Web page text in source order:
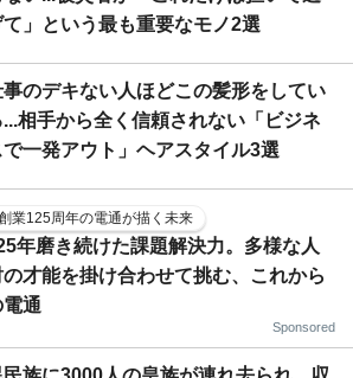
て」という最も重要なモノ2選
事のデキない人ほどこの髪形をしてい
...相手から全く信頼されない「ビジネ
で一発アウト」ヘアスタイル3選
業125周年の電通が描く未来
年磨き続けた課題解決力。多様な人
の才能を掛け合わせて挑む、これから
通
Sponsored